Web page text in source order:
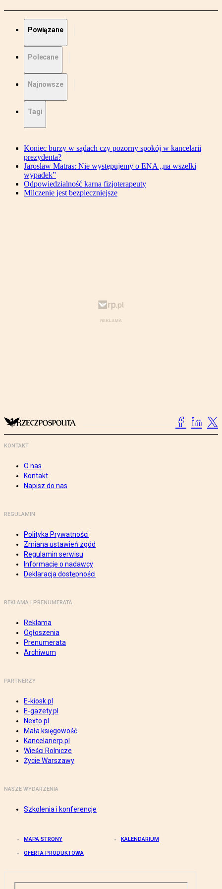
Powiązane
Polecane
Najnowsze
Tagi
Koniec burzy w sądach czy pozorny spokój w kancelarii
prezydenta?
Jarosław Matras: Nie występujemy o ENA „na wszelki
wypadek”
Odpowiedzialność karna fizjoterapeuty
Milczenie jest bezpieczniejsze
KONTAKT
O nas
Kontakt
Napisz do nas
REGULAMIN
Polityka Prywatności
Zmiana ustawień zgód
Regulamin serwisu
Informacje o nadawcy
Deklaracja dostępności
REKLAMA I PRENUMERATA
Reklama
Ogłoszenia
Prenumerata
Archiwum
PARTNERZY
E-kiosk.pl
E-gazety.pl
Nexto.pl
Mała księgowość
Kancelarierp.pl
Wieści Rolnicze
Życie Warszawy
NASZE WYDARZENIA
Szkolenia i konferencje
MAPA STRONY KALENDARIUM
OFERTA PRODUKTOWA